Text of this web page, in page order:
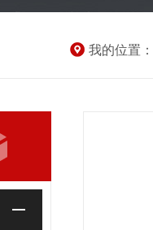
我的位置：